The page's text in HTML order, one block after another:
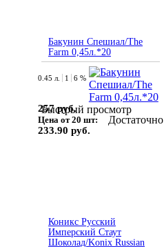
Бакунин Спешиал/The
Farm 0,45л.*20
Быстрый просмотр
0.45 л. 1 6 %
257 руб.
Цена от 20 шт:
233.90 руб.
Достаточно
Коникс Русский
Имперский Стаут
Шоколад/Konix Russian